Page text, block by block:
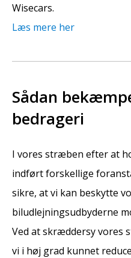
Wisecars.
Læs mere her
Sådan
bedrageri
I vores stræben efter at
indført forskellige
sikre, at vi kan beskytte
biludlejningsudbyderne
Ved at skræddersy vores
vi i høj grad kunnet